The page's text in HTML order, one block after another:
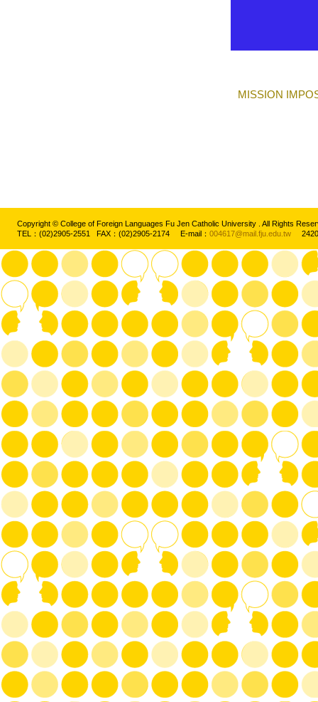
MISSION
Copyright © College of Foreign Languages Fu Jen Catholic University . All Rights
TEL：(02)2905-2551 FAX：(02)2905-2174 E-mail： 004617@mail.fju.edu.tw